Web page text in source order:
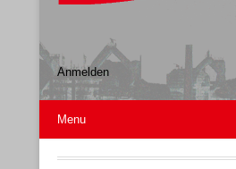
Anmelden
Menu